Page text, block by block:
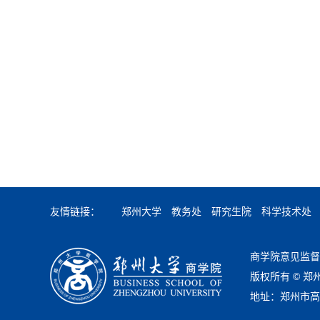
友情链接： 郑州大学 教务处 研究生院 科学技术处
商学院意见监
版权所有 ©️ 郑
地址：郑州市